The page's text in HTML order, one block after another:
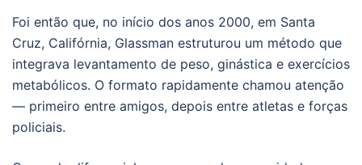
Foi então que, no início dos anos 2000, em Santa
Cruz, Califórnia, Glassman estruturou um método que
integrava levantamento de peso, ginástica e exercícios
metabólicos. O formato rapidamente chamou atenção
— primeiro entre amigos, depois entre atletas e forças
policiais.